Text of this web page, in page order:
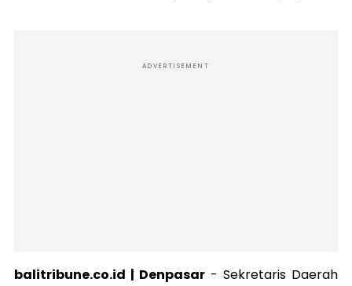
ADVERTISEMENT
balitribune.co.id | Denpasar - Sekretaris Daerah